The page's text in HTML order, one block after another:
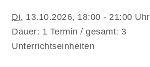
Di. 13.10.2026, 18:00 - 21:00 Uhr
Dauer: 1 Termin / gesamt: 3
Unterrichtseinheiten